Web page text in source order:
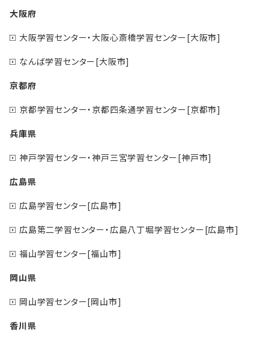
大阪府
大阪学習センター・大阪心斎橋学習センター[大阪市]
なんば学習センター[大阪市]
京都府
京都学習センター・京都四条通学習センター[京都市]
兵庫県
神戸学習センター・神戸三宮学習センター[神戸市]
広島県
広島学習センター[広島市]
広島第二学習センター・広島八丁堀学習センター[広島市]
福山学習センター[福山市]
岡山県
岡山学習センター[岡山市]
香川県